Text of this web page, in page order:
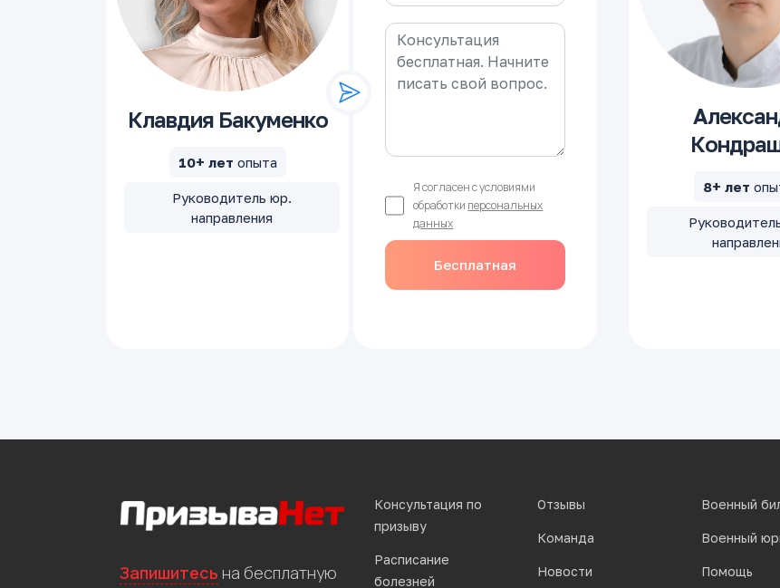
Клавдия Бакуменко
10+ лет опыта
Руководитель юр.
направления
Я согласен с условиями
обработки персональных
данных
Бесплатная
8+ лет
Запишитесь на бесплатную
Консультация по
призыву
Расписание
болезней
Отзывы
Команда
Новости
Военный
Военный
Помощь